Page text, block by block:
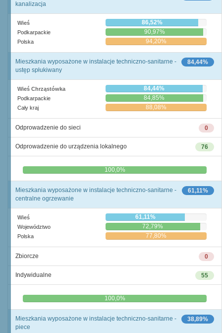
kanalizacja
Wieś 86,52%
Podkarpackie 90,97%
Polska 94,20%
84,44%
Mieszkania wyposażone w instalacje techniczno-sanitarne -
ustęp spłukiwany
Wieś Chrząstówka 84,44%
Podkarpackie 84,85%
Cały kraj 88,08%
0
Odprowadzenie do sieci
76
Odprowadzenie do urządzenia lokalnego
0,0% 100,0%
61,11%
Mieszkania wyposażone w instalacje techniczno-sanitarne -
centralne ogrzewanie
Wieś 61,11%
Województwo 72,79%
Polska 77,80%
0
Zbiorcze
55
Indywidualne
0,0% 100,0%
38,89%
Mieszkania wyposażone w instalacje techniczno-sanitarne -
piece